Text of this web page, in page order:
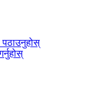
पठाउनुहोस्